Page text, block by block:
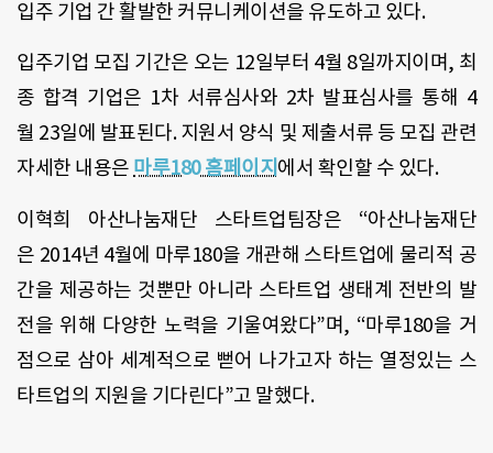
입주 기업 간 활발한 커뮤니케이션을 유도하고 있다.
입주기업 모집 기간은 오는 12일부터 4월 8일까지이며, 최
종 합격 기업은 1차 서류심사와 2차 발표심사를 통해 4
월 23일에 발표된다. 지원서 양식 및 제출서류 등 모집 관련
자세한 내용은 마루180 홈페이지 에서 확인할 수 있다.
이혁희 아산나눔재단 스타트업팀장은 “아산나눔재단
은 2014년 4월에 마루180을 개관해 스타트업에 물리적 공
간을 제공하는 것뿐만 아니라 스타트업 생태계 전반의 발
전을 위해 다양한 노력을 기울여왔다”며, “마루180을 거
점으로 삼아 세계적으로 뻗어 나가고자 하는 열정있는 스
타트업의 지원을 기다린다”고 말했다.